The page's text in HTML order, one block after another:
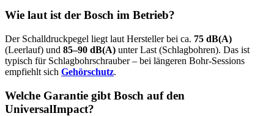
Wie laut ist der Bosch im Betrieb?
Der Schalldruckpegel liegt laut Hersteller bei ca. 75 dB(A)
(Leerlauf) und 85–90 dB(A) unter Last (Schlagbohren). Das ist
typisch für Schlagbohrschrauber – bei längeren Bohr-Sessions
empfiehlt sich Gehörschutz.
Welche Garantie gibt Bosch auf den
UniversalImpact?